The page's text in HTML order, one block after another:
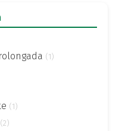
(1)
(1)
(2)